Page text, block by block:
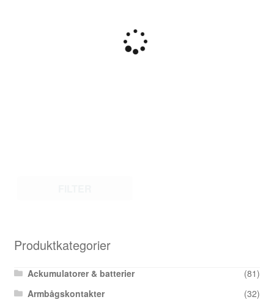
Produktkategorier
Ackumulatorer & batterier
(81)
Armbågskontakter
(32)